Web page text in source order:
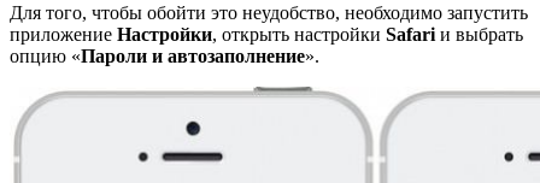
Для того, чтобы обойти это неудобство, необходимо запустить
приложение Настройки, открыть настройки Safari и выбрать
опцию «Пароли и автозаполнение».